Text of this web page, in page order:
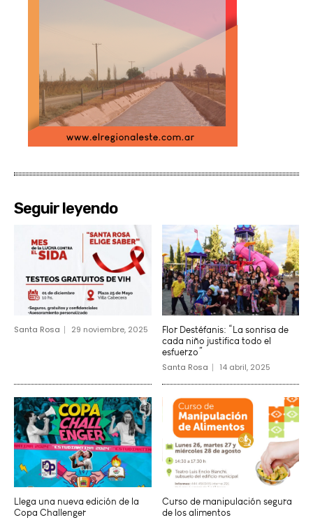
Seguir leyendo
Santa Rosa 29 noviembre, 2025
Flor Destéfanis: “La sonrisa de
cada niño justifica todo el
esfuerzo”
Santa Rosa 14 abril, 2025
Llega una nueva edición de la
Copa Challenger
Curso de manipulación segura
de los alimentos